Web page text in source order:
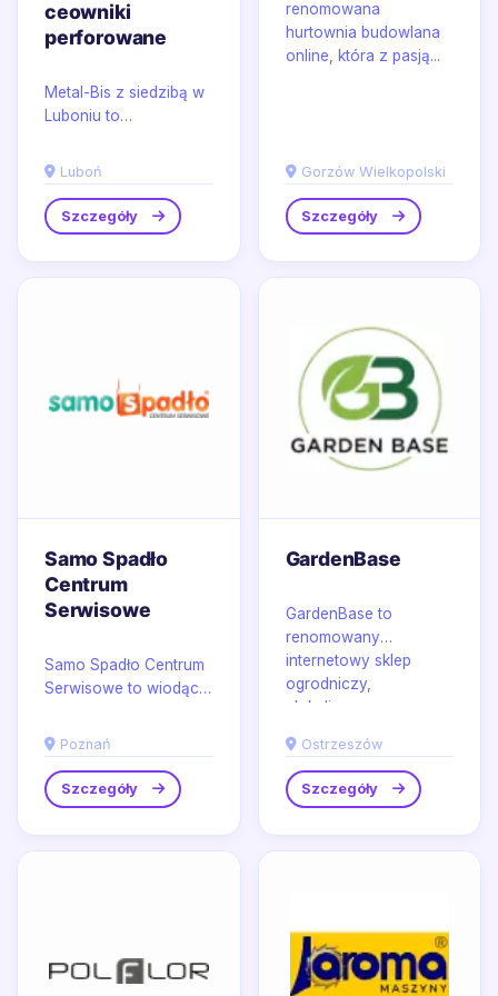
ceowniki
perforowane
Metal-Bis z siedzibą w
Luboniu to
producent elementów
metalowych i
stalowych, oferujący
szeroką...
Luboń
Szczegóły
renomowana
hurtownia budowlana
online, która z pasją...
Gorzów Wielkopolski
Szczegóły
Samo Spadło
Centrum
Serwisowe
Samo Spadło Centrum
Serwisowe to wiodący
Poznaniu,
specjalizujący się w
kompleksowej...
Poznań
Szczegóły
GardenBase
GardenBase to
renomowany
internetowy sklep
ogrodniczy,
zlokalizowany w
Ostrzeszowie....
Ostrzeszów
Szczegóły